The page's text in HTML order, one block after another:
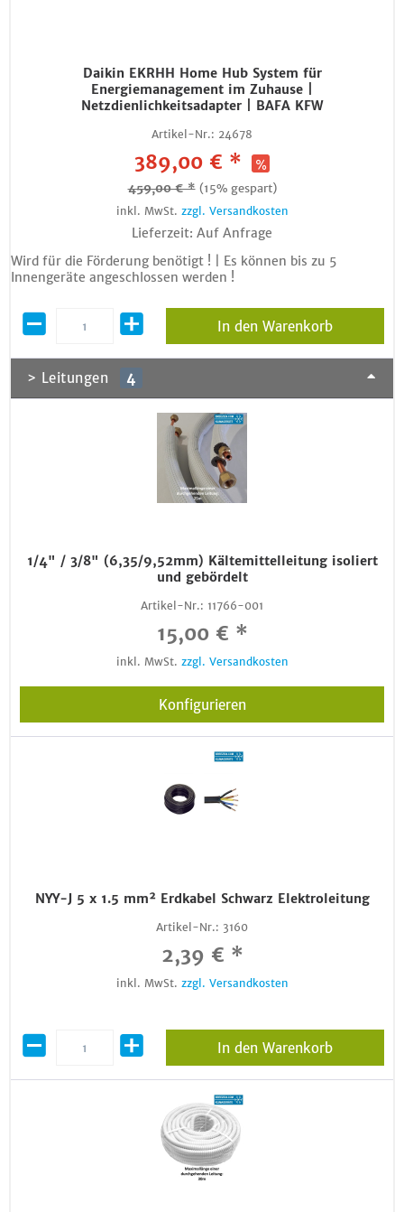
Daikin EKRHH Home Hub System für
Energiemanagement im Zuhause |
Netzdienlichkeitsadapter | BAFA KFW
Artikel-Nr.: 24678
389,00 € *
459,00 € * (15% gespart)
inkl. MwSt. zzgl. Versandkosten
Lieferzeit: Auf Anfrage
Wird für die Förderung benötigt ! | Es können bis zu 5
Innengeräte angeschlossen werden !
In den Warenkorb
> Leitungen 4
1/4" / 3/8" (6,35/9,52mm) Kältemittelleitung isoliert
und gebördelt
Artikel-Nr.: 11766-001
15,00 € *
inkl. MwSt. zzgl. Versandkosten
Konfigurieren
NYY-J 5 x 1.5 mm² Erdkabel Schwarz Elektroleitung
Artikel-Nr.: 3160
2,39 € *
inkl. MwSt. zzgl. Versandkosten
In den Warenkorb